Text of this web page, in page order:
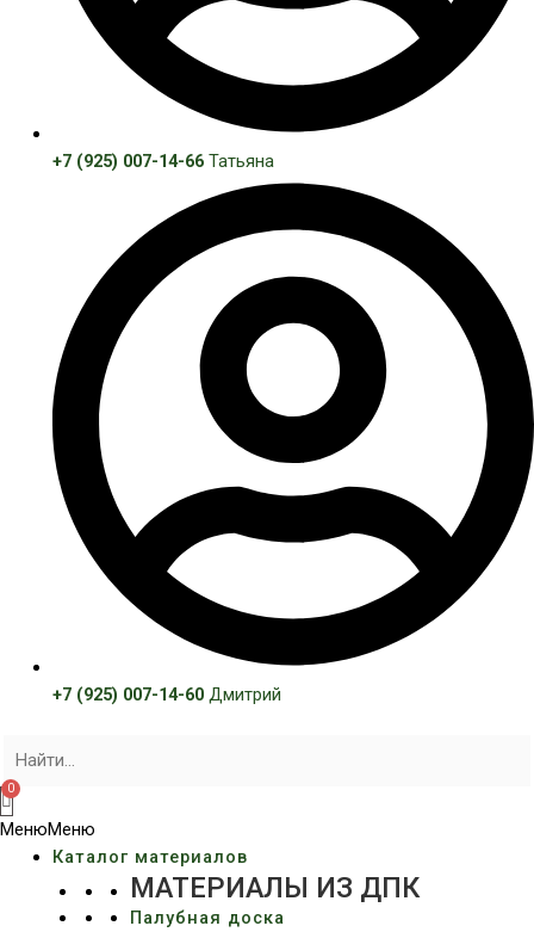
+7 (925) 007-14-66Татьяна
+7 (925) 007-14-60Дмитрий
МенюМеню
Каталог материалов
МАТЕРИАЛЫ ИЗ ДПК
Палубная доска